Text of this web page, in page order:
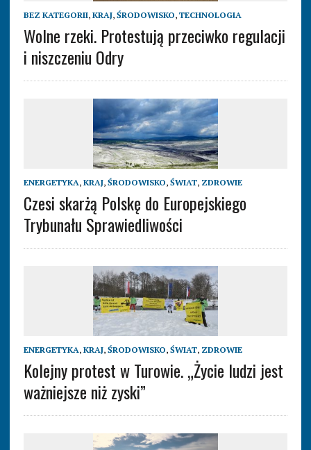
BEZ KATEGORII, KRAJ, ŚRODOWISKO, TECHNOLOGIA
Wolne rzeki. Protestują przeciwko regulacji
i niszczeniu Odry
ENERGETYKA, KRAJ, ŚRODOWISKO, ŚWIAT, ZDROWIE
Czesi skarżą Polskę do Europejskiego
Trybunału Sprawiedliwości
ENERGETYKA, KRAJ, ŚRODOWISKO, ŚWIAT, ZDROWIE
Kolejny protest w Turowie. „Życie ludzi jest
ważniejsze niż zyski”